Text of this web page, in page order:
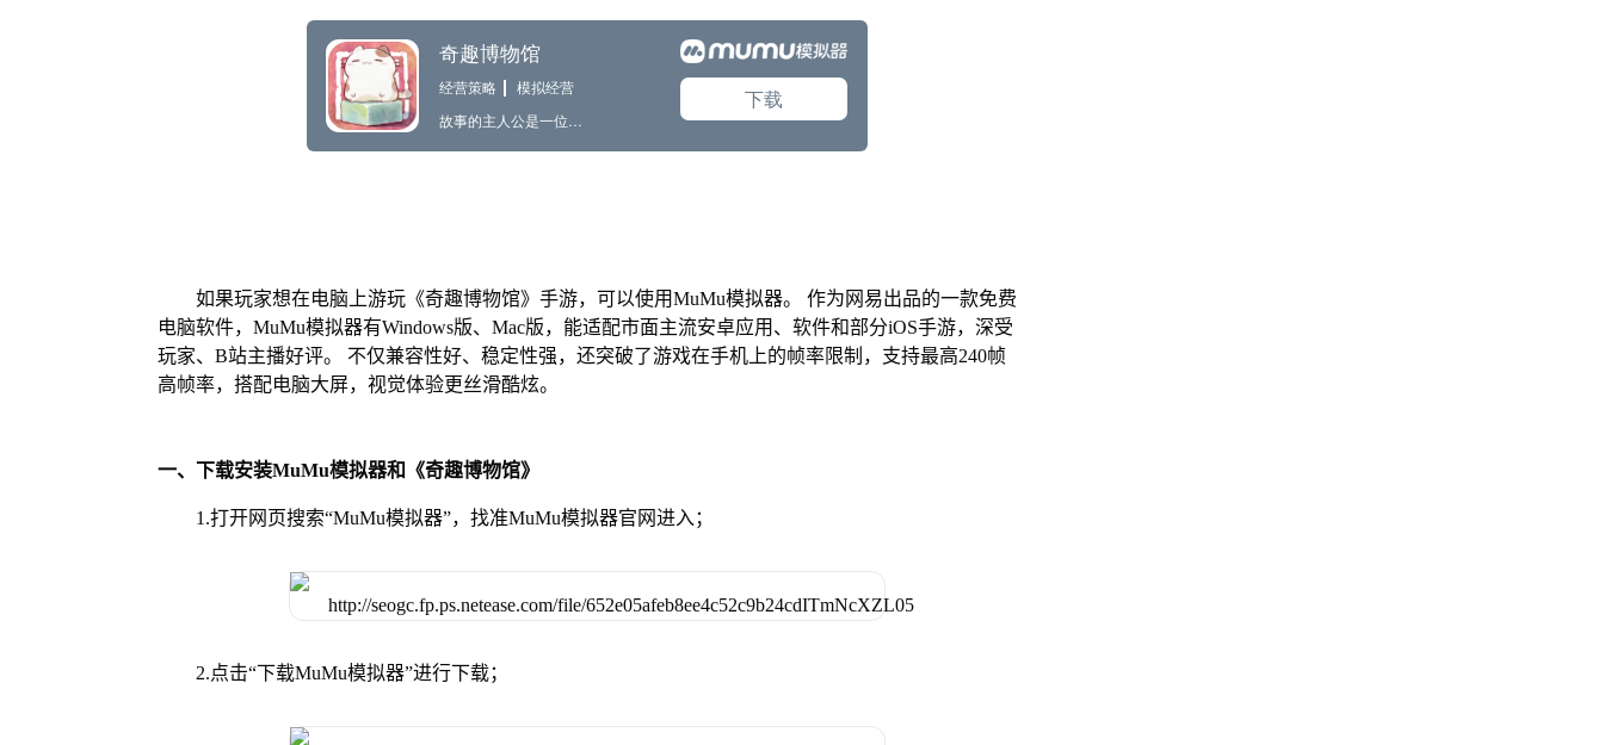
如果玩家想在电脑上游玩《奇趣博物馆》手游，可以使用MuMu模拟器。 作为网易出品的一款免费
电脑软件，MuMu模拟器有Windows版、Mac版，能适配市面主流安卓应用、软件和部分iOS手游，深受
玩家、B站主播好评。 不仅兼容性好、稳定性强，还突破了游戏在手机上的帧率限制，支持最高240帧
高帧率，搭配电脑大屏，视觉体验更丝滑酷炫。
一、下载安装MuMu模拟器和《奇趣博物馆》
1.打开网页搜索“MuMu模拟器”，找准MuMu模拟器官网进入；
2.点击“下载MuMu模拟器”进行下载；